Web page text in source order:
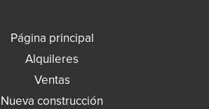
Página principal
Alquileres
Ventas
Nueva construcción